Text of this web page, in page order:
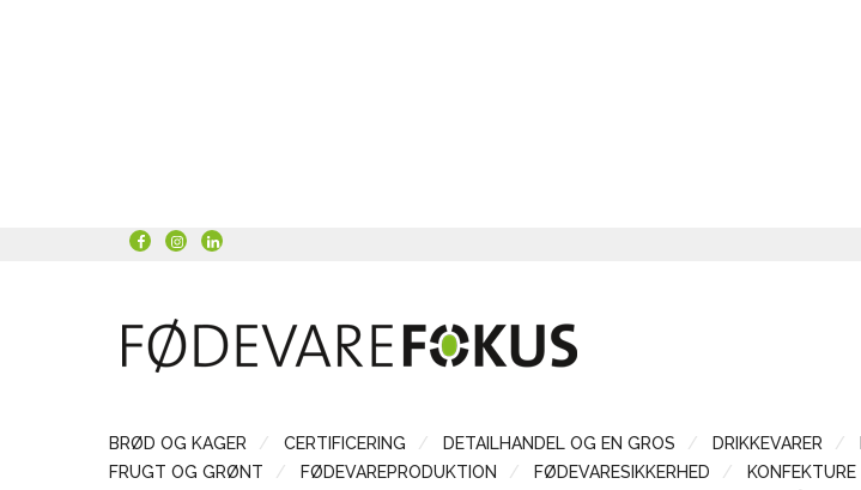
BRØD OG KAGER CERTIFICERING DETAILHANDEL OG EN GROS DRIKKEVARER
FRUGT OG GRØNT
FØDEVAREPRODUKTION FØDEVARESIKKERHED KONFEKTURE